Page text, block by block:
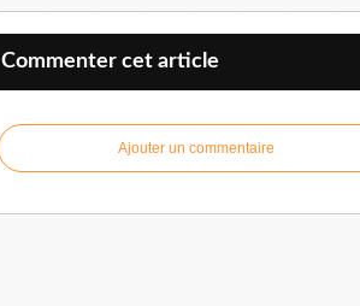
Commenter cet article
Ajouter un commentaire